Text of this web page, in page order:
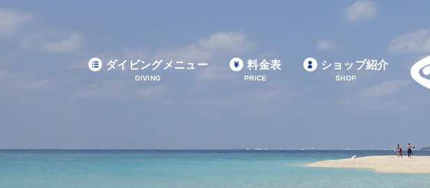
ダイビングメニュー
DIVING
料金表
PRICE
ショップ紹介
SHOP